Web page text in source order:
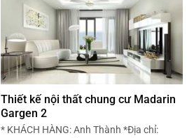
Thiết kế nội thất chung cư Madarin
Gargen 2
* KHÁCH HÀNG: Anh Thành *Địa chỉ: